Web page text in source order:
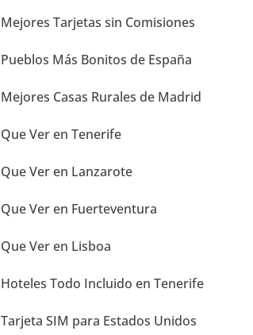
Mejores Tarjetas sin Comisiones
Pueblos Más Bonitos de España
Mejores Casas Rurales de Madrid
Que Ver en Tenerife
Que Ver en Lanzarote
Que Ver en Fuerteventura
Que Ver en Lisboa
Hoteles Todo Incluido en Tenerife
Tarjeta SIM para Estados Unidos